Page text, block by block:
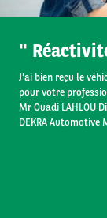
J'ai bien reçu le
pour votre
Mr Ouadi LAHLOU
DEKRA Automotive